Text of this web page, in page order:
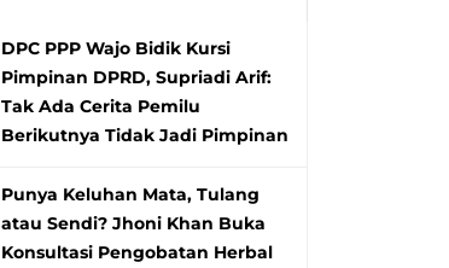
DPC PPP Wajo Bidik Kursi
Pimpinan DPRD, Supriadi Arif:
Tak Ada Cerita Pemilu
Berikutnya Tidak Jadi Pimpinan
Punya Keluhan Mata, Tulang
atau Sendi? Jhoni Khan Buka
Konsultasi Pengobatan Herbal